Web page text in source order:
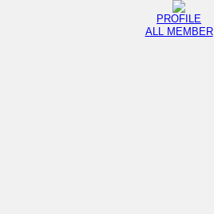
PROFILE
ALL MEMBER